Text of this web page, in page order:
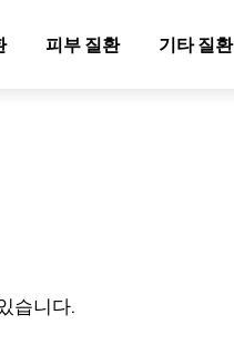
피부 질환 기타 질환
습니다.